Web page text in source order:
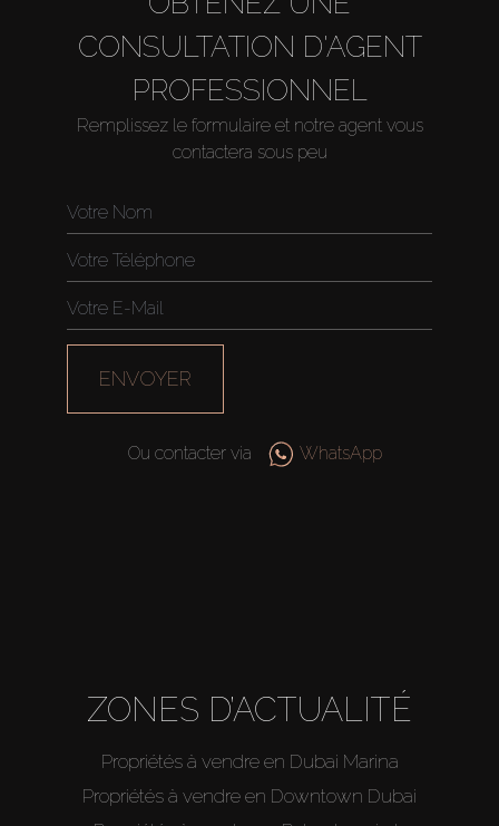
Acheter
Louer
Vendre
Hors Plan
CONSULTATION D'AGENT
PROFESSIONNEL
Remplissez le formulaire et notre agent vous
contactera sous peu
ENVOYER
Ou contacter via WhatsApp
ZONES D’ACTUALITÉ
Propriétés à vendre en Dubai Marina
Propriétés à vendre en Downtown Dubai